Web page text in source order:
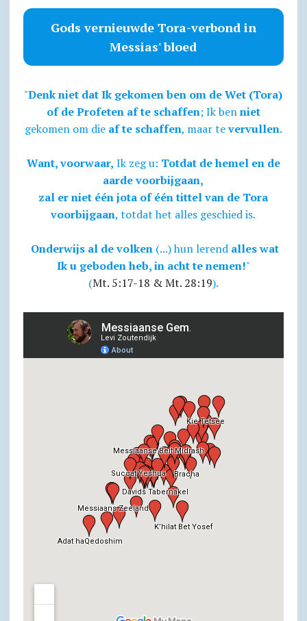
Gods vernieuwde Tora-verbond in
Messias' bloed
"Denk niet dat Ik gekomen ben om de Wet (Tora)
of de Profeten af te schaffen; Ik benniet
gekomen om die af te schaffen, maar tevervullen.
Want, voorwaar, Ik zeg u: Totdat de hemel en de
aarde voorbijgaan,
zal er niet één jota of één tittel van de Tora
voorbijgaan, totdat het alles geschied is.
Onderwijs al de volken(...) hun lerend alles wat
Ik u geboden heb, in acht te nemen!"
(Mt. 5:17-18 & Mt. 28:19).